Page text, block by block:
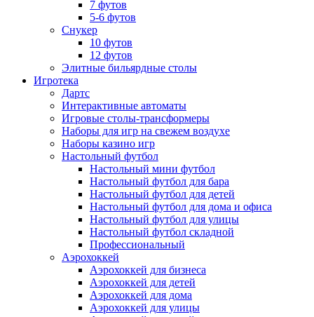
7 футов
5-6 футов
Снукер
10 футов
12 футов
Элитные бильярдные столы
Игротека
Дартс
Интерактивные автоматы
Игровые столы-трансформеры
Наборы для игр на свежем воздухе
Наборы казино игр
Настольный футбол
Настольный мини футбол
Настольный футбол для бара
Настольный футбол для детей
Настольный футбол для дома и офиса
Настольный футбол для улицы
Настольный футбол складной
Профессиональный
Аэрохоккей
Аэрохоккей для бизнеса
Аэрохоккей для детей
Аэрохоккей для дома
Аэрохоккей для улицы